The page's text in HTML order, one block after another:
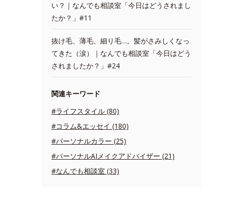
い？｜なんでも相談室「今日はどうされまし
たか？」#11
抜け毛、薄毛、細り毛…。髪がさみしくなっ
てきた（涙）｜なんでも相談室「今日はどう
されましたか？」#24
関連キーワード
#ライフスタイル (80)
#コラム&エッセイ (180)
#パーソナルカラー (25)
#パーソナルAIメイクアドバイザー (21)
#なんでも相談室 (33)